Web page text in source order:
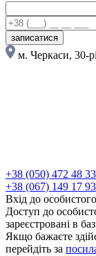
записатися
м. Черкаси, 30-
+38 (050) 472 48 33
+38 (067) 149 17 93
Вхід до
Доступ до
зареєстровані в
Якщо бажаєте
перейдіть за